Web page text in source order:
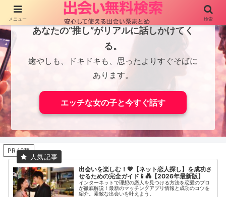
あなたの“推し”がリアルに話しかけてく
る。
癒やしも、ドキドキも、思ったよりすぐそばに
あります。
エッチな女の子と今すぐ話す
PR 18禁
出会いを楽しむ！💖【ネット恋人探し】を成功さ
せるための完全ガイド📱💑【2026年最新版】
インターネットで理想の恋人を見つける方法を恋愛のプロ
が徹底解説！最新のマッチングアプリ情報と成功のコツを
紹介。素敵な出会いを叶えよう。
メニュー 検索